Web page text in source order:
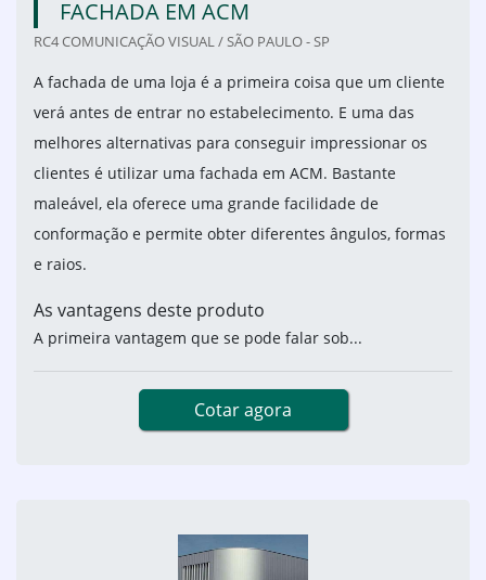
FACHADA EM ACM
RC4 COMUNICAÇÃO VISUAL / SÃO PAULO - SP
A fachada de uma loja é a primeira coisa que um cliente
verá antes de entrar no estabelecimento. E uma das
melhores alternativas para conseguir impressionar os
clientes é utilizar uma fachada em ACM. Bastante
maleável, ela oferece uma grande facilidade de
conformação e permite obter diferentes ângulos, formas
e raios.
As vantagens deste produto
A primeira vantagem que se pode falar sob...
Cotar agora